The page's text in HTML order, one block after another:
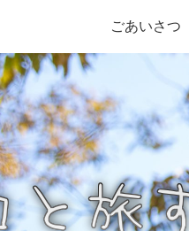
ごあいさつ